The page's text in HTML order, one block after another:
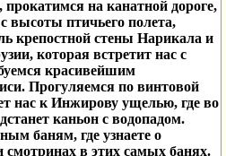
на канатной дороге,
высоты птичьего полета,
крепостной стены Нарикала и
которая встретит нас с
красивейшим
Прогуляемся по винтовой
нас к Инжирову ущелью, где во
каньон с водопадом.
баням, где узнаете о
в этих самых банях.